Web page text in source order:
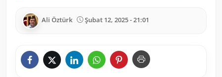
Ali Öztürk Şubat 12, 2025 - 21:01